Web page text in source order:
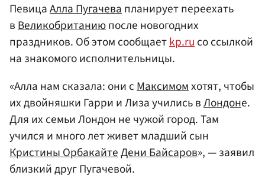
ПевицаАлла Пугачевапланирует переехать
вВеликобританиюпосле новогодних
праздников. Об этом сообщаетkp.ruсо ссылкой
на знакомого исполнительницы.
«Алла нам сказала: они сМаксимомхотят, чтобы
их двойняшки Гарри и Лиза учились вЛондоне.
Для их семьи Лондон не чужой город. Там
учился и много лет живет младший сын
Кристины ОрбакайтеДени Байсаров», — заявил
близкий друг Пугачевой.